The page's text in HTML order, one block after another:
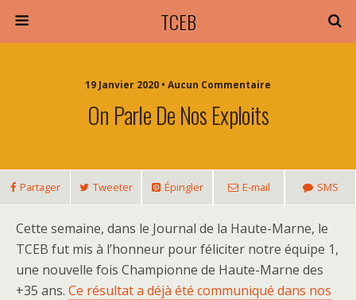
TCEB
19 Janvier 2020 • Aucun Commentaire
On Parle De Nos Exploits
Partager Tweeter Épingler E-mail SMS
Cette semaine, dans le Journal de la Haute-Marne, le
TCEB fut mis à l’honneur pour féliciter notre équipe 1,
une nouvelle fois Championne de Haute-Marne des
+35 ans. Ce résultat a déjà été communiqué dans nos